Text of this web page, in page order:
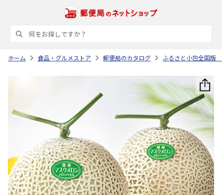
ホーム 食品・グルメストア 郵便局のカタログ ふるさと小包全国版